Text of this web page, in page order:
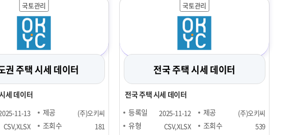
국토관리
권 주택 시세 데이터
세 데이터
11-13 제공 (주)오키씨
CSV,XLSX 조회수 181
국토관리
전국 주택 시세 데이터
전국 주택 시세 데이터
등록일
2025-11-12 제공 (주)오키씨
유형 CSV,XLSX 조회수 539